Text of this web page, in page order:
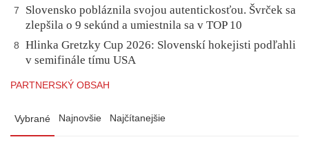
7
Slovensko pobláznila svojou autentickosťou. Švrček sa
zlepšila o 9 sekúnd a umiestnila sa v TOP 10
8
Hlinka Gretzky Cup 2026: Slovenskí hokejisti podľahli
v semifinále tímu USA
PARTNERSKÝ OBSAH
Vybrané Najnovšie Najčítanejšie